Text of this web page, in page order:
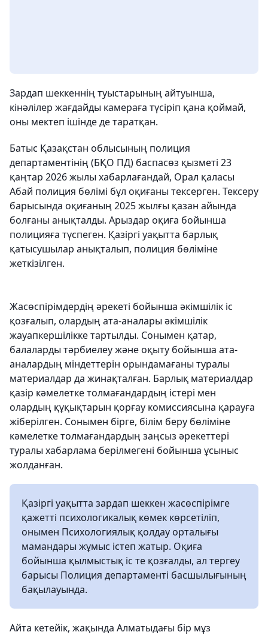
Зардап шеккеннің туыстарының айтуынша,
кінәлілер жағдайды камераға түсіріп қана қоймай,
оны мектеп ішінде де таратқан.
Батыс Қазақстан облысының полиция
департаментінің (БҚО ПД) баспасөз қызметі 23
қаңтар 2026 жылы хабарлағандай, Орал қаласы
Абай полиция бөлімі бұл оқиғаны тексерген. Тексеру
барысында оқиғаның 2025 жылғы қазан айында
болғаны анықталды. Арыздар оқиға бойынша
полицияға түспеген. Қазіргі уақытта барлық
қатысушылар анықталып, полиция бөліміне
жеткізілген.
Жасөспірімдердің әрекеті бойынша әкімшілік іс
қозғалып, олардың ата-аналары әкімшілік
жауапкершілікке тартылды. Сонымен қатар,
балаларды тәрбиелеу және оқыту бойынша ата-
аналардың міндеттерін орындамағаны туралы
материалдар да жинақталған. Барлық материалдар
қазір кәмелетке толмағандардың істері мен
олардың құқықтарын қорғау комиссиясына қарауға
жіберілген. Сонымен бірге, білім беру бөліміне
кәмелетке толмағандардың заңсыз әрекеттері
туралы хабарлама берілмегені бойынша ұсыныс
жолданған.
Қазіргі уақытта зардап шеккен жасөспірімге
қажетті психологикалық көмек көрсетіліп,
онымен Психологиялық қолдау орталығы
мамандары жұмыс істеп жатыр. Оқиға
бойынша қылмыстық іс те қозғалды, ал тергеу
барысы Полиция департаменті басшылығының
бақылауында.
Айта кетейік, жақында Алматыдағы бір мұз